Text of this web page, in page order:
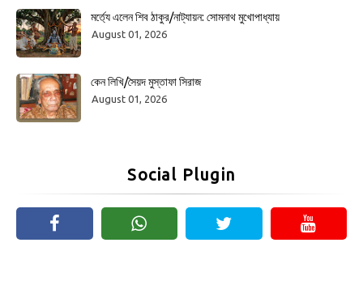
মর্ত্যে এলেন শিব ঠাকুর/নাট্যায়ন: সোমনাথ মুখোপাধ্যায়
August 01, 2026
কেন লিখি/সৈয়দ মুস্তাফা সিরাজ
August 01, 2026
Social Plugin